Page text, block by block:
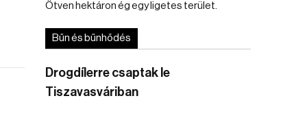
Ötven hektáron ég egy ligetes terület.
Bűn és bűnhődés
Drogdílerre csaptak le
Tiszavasváriban